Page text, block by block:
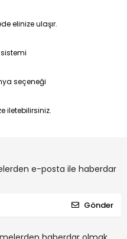
elinize ulaşır.
seçeneği
iletebilirsiniz.
e-posta ile haberdar
Gönder